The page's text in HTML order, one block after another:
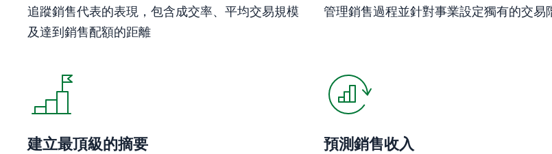
追蹤銷售代表的表現，包含成交率、平均交易規模
及達到銷售配額的距離
管理銷售過程並針對事業設定獨有的交易
建立最頂級的摘要 預測銷售收入